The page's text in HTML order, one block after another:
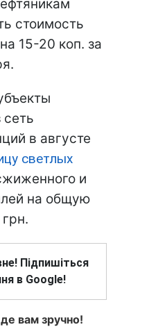
стоимость
15-20 коп. за
сеть
в августе
светлых
и
на общую
Підпишіться
в Google!
вам зручно!